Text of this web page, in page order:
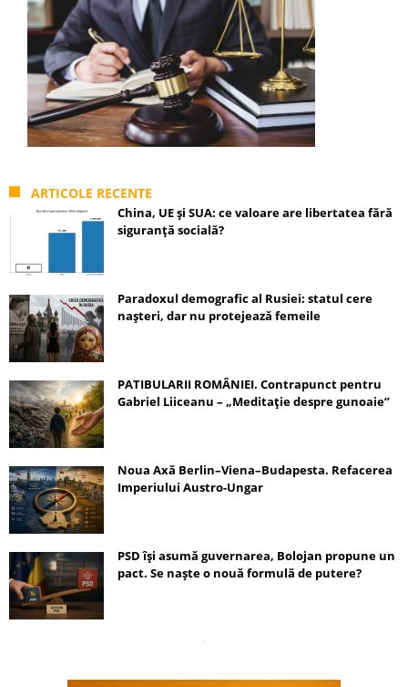
ARTICOLE RECENTE
China, UE și SUA: ce valoare are libertatea fără
siguranță socială?
Paradoxul demografic al Rusiei: statul cere
nașteri, dar nu protejează femeile
PATIBULARII ROMÂNIEI. Contrapunct pentru
Gabriel Liiceanu – „Meditație despre gunoaie”
Noua Axă Berlin–Viena–Budapesta. Refacerea
Imperiului Austro-Ungar
PSD își asumă guvernarea, Bolojan propune un
pact. Se naște o nouă formulă de putere?